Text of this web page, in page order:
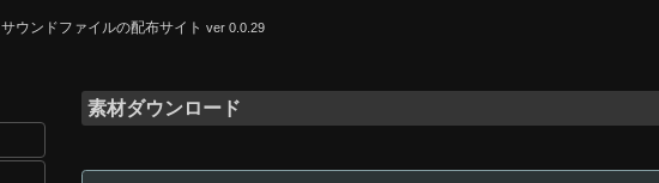
サウンドファイルの配布サイト ver 0.0.29
素材ダウンロード